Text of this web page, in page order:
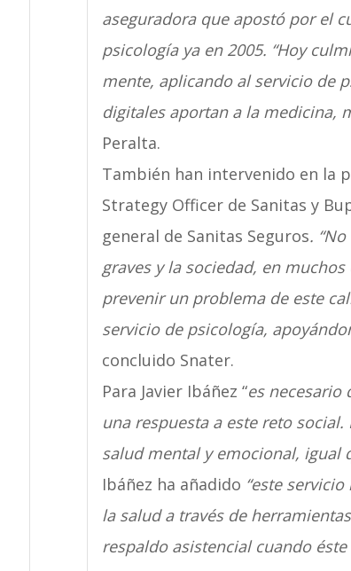
aseguradora que apostó por el
psicología ya en 2005. “Hoy
mente, aplicando al servicio de
digitales aportan a la medicina,
Peralta.
También han intervenido en la
Strategy Officer de Sanitas y
general de Sanitas Seguros.
graves y la sociedad, en
prevenir un problema de este
servicio de psicología,
concluido Snater.
Para Javier Ibáñez “es necesario
una respuesta a este reto
salud mental y emocional, igual
Ibáñez ha añadido “este
la salud a través de
respaldo asistencial cuando